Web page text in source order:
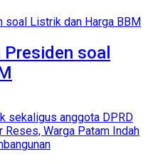
Presiden soal